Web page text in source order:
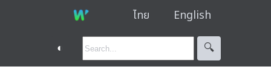
ไทย English
◐ 🔍︎